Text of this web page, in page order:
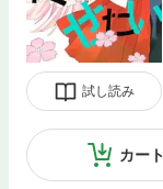
試し読み
カー